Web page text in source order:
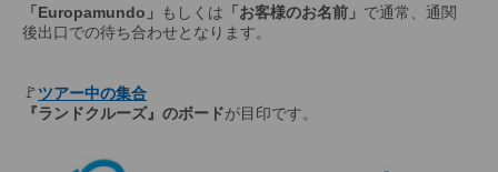
「Europamundo」 もしくは 「お客様のお名前」 で通常、通関
後出口での待ち合わせとなります。
🚩ツアー中の集合
『ランドクルーズ』のボードが目印です。